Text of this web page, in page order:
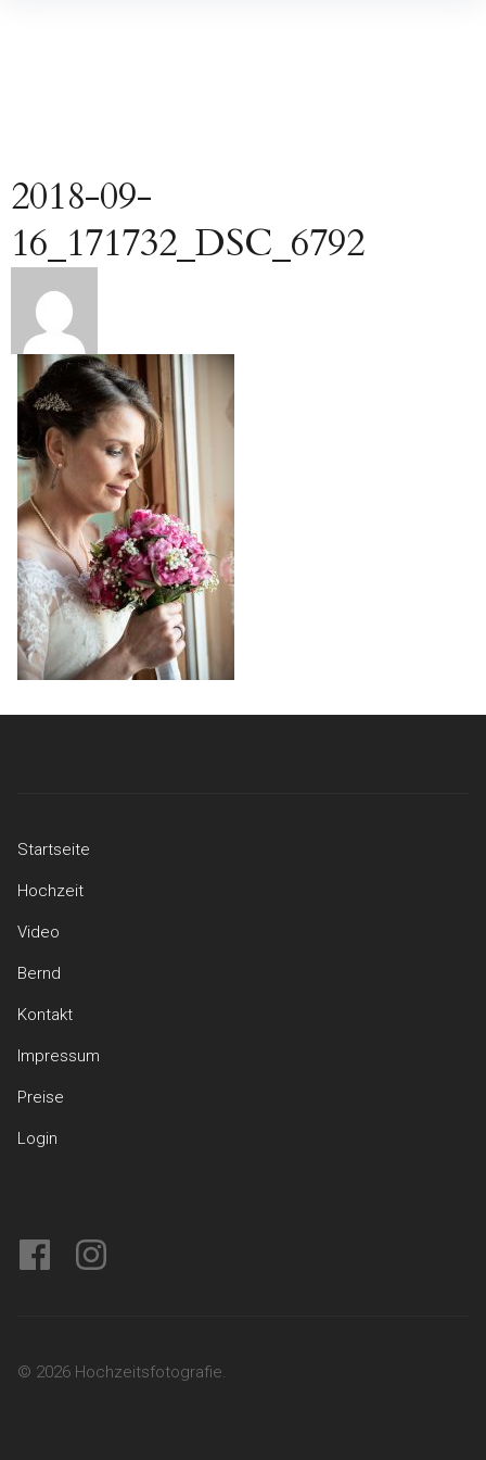
2018-09-
16_171732_DSC_6792
Beitragsnavigation
Startseite
Hochzeit
Video
Bernd
Kontakt
Impressum
Preise
Login
facebookinstagram
© 2026 Hochzeitsfotografie.